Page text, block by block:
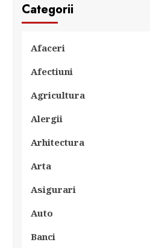
Categorii
Afaceri
Afectiuni
Agricultura
Alergii
Arhitectura
Arta
Asigurari
Auto
Banci